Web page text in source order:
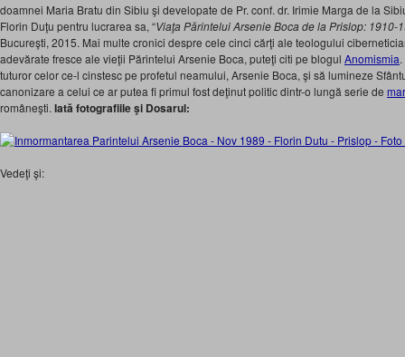
doamnei Maria Bratu din Sibiu şi developate de Pr. conf. dr. Irimie Marga de la
Florin Duţu pentru lucrarea sa, “Viaţa Părintelui Arsenie Boca de la Prislop: 1910-
Bucureşti, 2015. Mai multe cronici despre cele cinci cărţi ale teologului
adevărate fresce ale vieţii Părintelui Arsenie Boca, puteţi citi pe blogul Anomismia
tuturor celor ce-l cinstesc pe profetul neamului, Arsenie Boca, şi să lumineze
canonizare a celui ce ar putea fi primul fost deţinut politic dintr-o lungă serie de
româneşti. Iată fotografiile şi Dosarul:
Vedeţi şi: